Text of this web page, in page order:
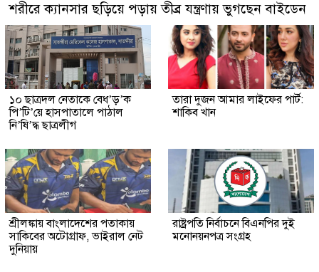
শরীরে ক্যানসার ছড়িয়ে পড়ায় তীব্র যন্ত্রণায় ভুগছেন বাইডেন
১০ ছাত্রদল নেতাকে বেধ’ড়’ক
পি’টি’য়ে হাসপাতালে পাঠাল
নি’ষি’দ্ধ ছাত্রলীগ
তারা দুজন আমার লাইফের পার্ট:
শাকিব খান
শ্রীলঙ্কায় বাংলাদেশের পতাকায়
সাকিবের অটোগ্রাফ, ভাইরাল নেট
দুনিয়ায়
রাষ্ট্রপতি নির্বাচনে বিএনপির দুই
মনোনয়নপত্র সংগ্রহ